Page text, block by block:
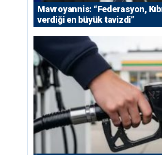
Mavroyannis: “Federasyon,
verdiği en büyük tavizdi”